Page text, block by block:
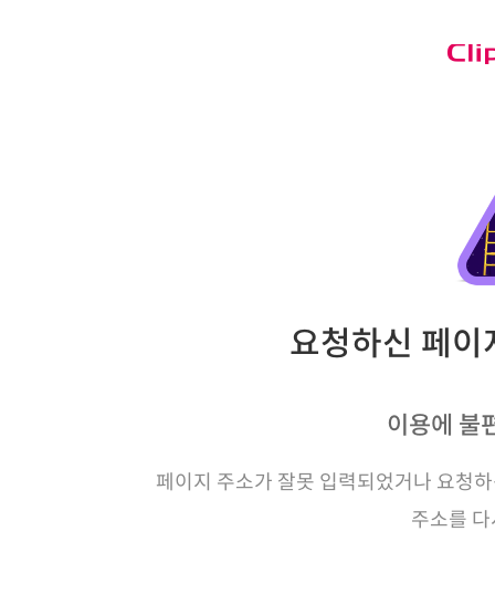
요청하신 페
이용에 불
페이지 주소가 잘못 입력되었거나 요청
주소를